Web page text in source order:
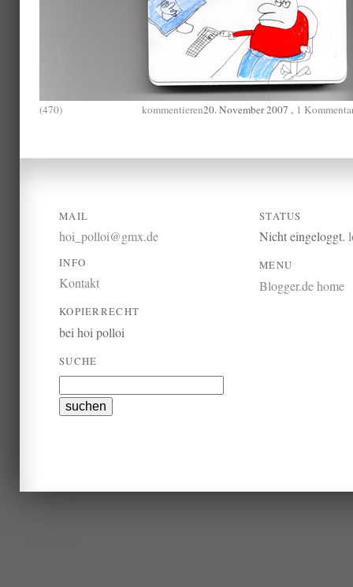
(470) 1
20. November 2007 ,
kommentieren
MAIL
hoi_polloi@gmx.de
INFO
Kontakt
KOPIERRECHT
bei hoi polloi
SUCHE
STATUS
Nicht eingeloggt.
MENU
Blogger.de home